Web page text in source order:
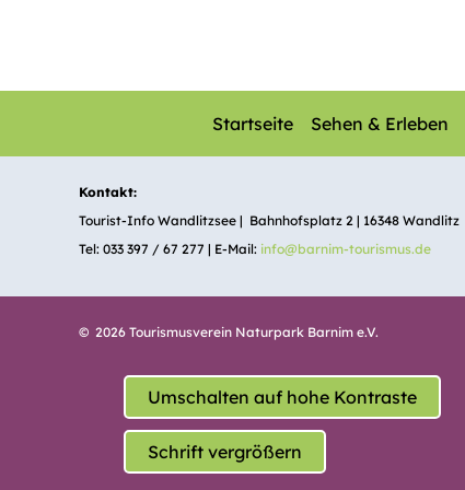
Startseite Sehen & Erleben
Kontakt:
Tourist-Info Wandlitzsee | Bahnhofsplatz 2 | 16348 Wandlitz
Tel: 033 397 / 67 277 | E-Mail: info@barnim-tourismus.de
© 2026 Tourismusverein Naturpark Barnim e.V.
Umschalten auf hohe Kontraste
Schrift vergrößern